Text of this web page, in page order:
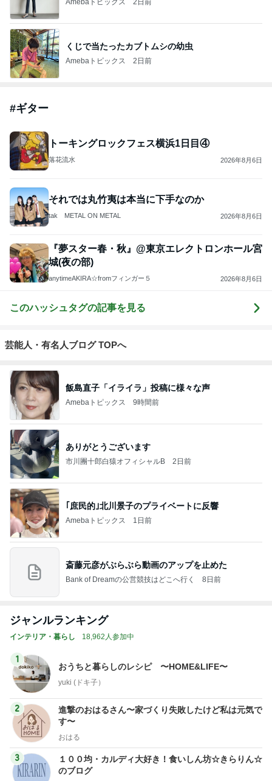
くじで当たったカブトムシの幼虫
Amebaトピックス 2日前
#ギター
トーキングロックフェス横浜1日目④
落花流水 2026年8月6日
それでは丸竹夷は本当に下手なのか
tak METAL ON METAL 2026年8月6日
『夢スター春・秋』@東京エレクトロンホール宮
城(夜の部)
anytimeAKIRA☆fromフィンガー５ 2026年8月6日
このハッシュタグの記事を見る
芸能人・有名人ブログ TOPへ
飯島直子「イライラ」投稿に様々な声
Amebaトピックス 9時間前
ありがとうございます
市川團十郎白猿オフィシャルB 2日前
｢庶民的｣北川景子のプライベートに反響
Amebaトピックス 1日前
斎藤元彦がぶらぶら動画のアップを止めた
Bank of Dreamの公営競技はどこへ行く 8日前
ジャンルランキング
インテリア・暮らし 18,962人参加中
1
おうちと暮らしのレシピ 〜HOME&LIFE〜
yuki (ドキ子）
2
進撃のおはるさん〜家づくり失敗したけど私は元気で
す〜
おはる
3
１００均・カルディ大好き！食いしん坊☆きらりん☆
のブログ